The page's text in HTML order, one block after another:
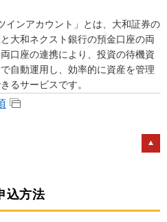
インアカウント」とは、大和証券の
大和ネクスト銀行の預金口座の両
口座の連携により、投資の待機資
自動運用し、効率的に資産を管理
るサービスです。
込方法